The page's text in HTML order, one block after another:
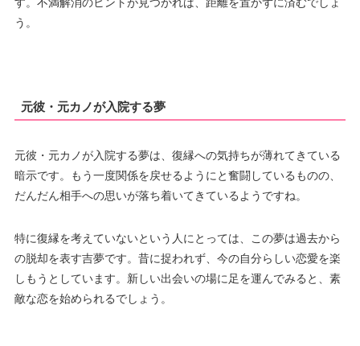
う。
元彼・元カノが入院する夢
元彼・元カノが入院する夢は、復縁への気持ちが薄れてきている
暗示です。もう一度関係を戻せるようにと奮闘しているものの、
だんだん相手への思いが落ち着いてきているようですね。
特に復縁を考えていないという人にとっては、この夢は過去から
の脱却を表す吉夢です。昔に捉われず、今の自分らしい恋愛を楽
しもうとしています。新しい出会いの場に足を運んでみると、素
敵な恋を始められるでしょう。